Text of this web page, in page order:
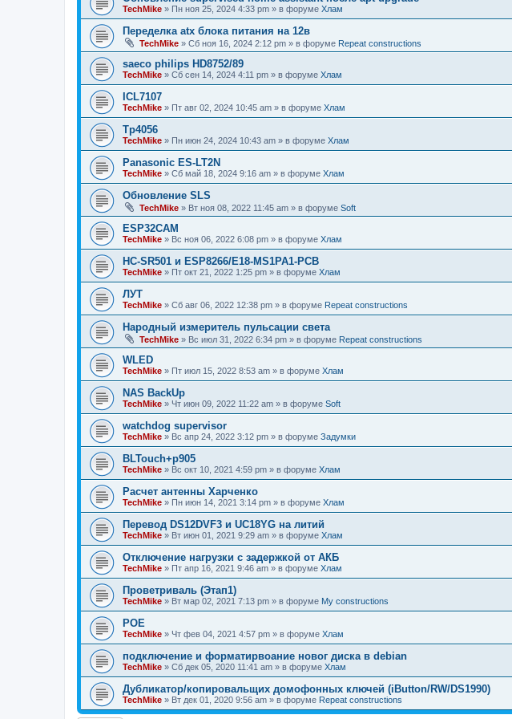
TechMike » Пн ноя 25, 2024 4:33 pm » в форуме Хлам
Переделка atx блока питания на 12в
TechMike » Сб ноя 16, 2024 2:12 pm » в форуме Repeat constructions
saeco philips HD8752/89
TechMike » Сб сен 14, 2024 4:11 pm » в форуме Хлам
ICL7107
TechMike » Пт авг 02, 2024 10:45 am » в форуме Хлам
Tp4056
TechMike » Пн июн 24, 2024 10:43 am » в форуме Хлам
Panasonic ES-LT2N
TechMike » Сб май 18, 2024 9:16 am » в форуме Хлам
Обновление SLS
TechMike » Вт ноя 08, 2022 11:45 am » в форуме Soft
ESP32CAM
TechMike » Вс ноя 06, 2022 6:08 pm » в форуме Хлам
HC-SR501 и ESP8266/E18-MS1PA1-PCB
TechMike » Пт окт 21, 2022 1:25 pm » в форуме Хлам
ЛУТ
TechMike » Сб авг 06, 2022 12:38 pm » в форуме Repeat constructions
Народный измеритель пульсации света
TechMike » Вс июл 31, 2022 6:34 pm » в форуме Repeat constructions
WLED
TechMike » Пт июл 15, 2022 8:53 am » в форуме Хлам
NAS BackUp
TechMike » Чт июн 09, 2022 11:22 am » в форуме Soft
watchdog supervisor
TechMike » Вс апр 24, 2022 3:12 pm » в форуме Задумки
BLTouch+p905
TechMike » Вс окт 10, 2021 4:59 pm » в форуме Хлам
Расчет антенны Харченко
TechMike » Пн июн 14, 2021 3:14 pm » в форуме Хлам
Перевод DS12DVF3 и UC18YG на литий
TechMike » Вт июн 01, 2021 9:29 am » в форуме Хлам
Отключение нагрузки с задержкой от АКБ
TechMike » Пт апр 16, 2021 9:46 am » в форуме Хлам
Проветриваль (Этап1)
TechMike » Вт мар 02, 2021 7:13 pm » в форуме My constructions
POE
TechMike » Чт фев 04, 2021 4:57 pm » в форуме Хлам
подключение и форматирвоание новог диска в debian
TechMike » Сб дек 05, 2020 11:41 am » в форуме Хлам
Дубликатор/копировальщих домофонных ключей (iButton/RW/DS1990)
TechMike » Вт дек 01, 2020 9:56 am » в форуме Repeat constructions